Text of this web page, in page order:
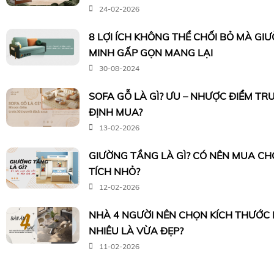
24-02-2026
8 LỢI ÍCH KHÔNG THỂ CHỐI BỎ MÀ
MINH GẤP GỌN MANG LẠI
30-08-2024
SOFA GỖ LÀ GÌ? ƯU – NHƯỢC ĐIỂM
ĐỊNH MUA?
13-02-2026
GIƯỜNG TẦNG LÀ GÌ? CÓ NÊN MUA
TÍCH NHỎ?
12-02-2026
NHÀ 4 NGƯỜI NÊN CHỌN KÍCH
NHIÊU LÀ VỪA ĐẸP?
11-02-2026